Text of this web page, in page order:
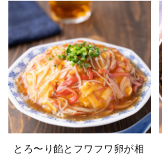
とろ〜り餡とフワフワ卵が相